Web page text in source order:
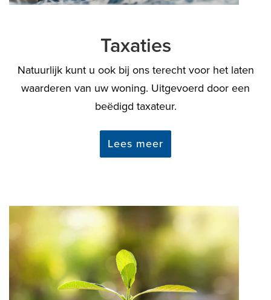
Taxaties
Natuurlijk kunt u ook bij ons terecht voor het laten
waarderen van uw woning. Uitgevoerd door een
beëdigd taxateur.
Lees meer